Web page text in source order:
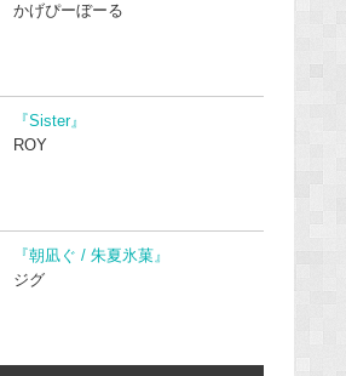
かげぴーぼーる
『Sister』
ROY
『朝凪ぐ / 朱夏氷菓』
ジグ